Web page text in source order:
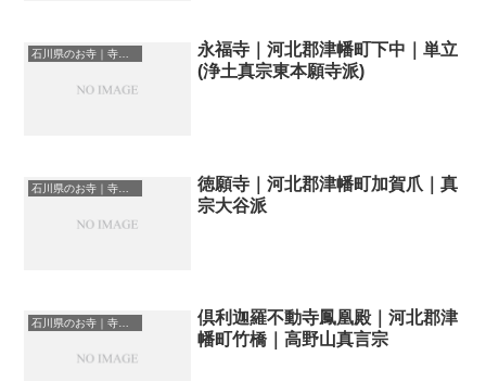
石川県のお寺｜寺院一覧
永福寺｜河北郡津幡町下中｜単立
(浄土真宗東本願寺派)
石川県のお寺｜寺院一覧
徳願寺｜河北郡津幡町加賀爪｜真
宗大谷派
石川県のお寺｜寺院一覧
倶利迦羅不動寺鳳凰殿｜河北郡津
幡町竹橋｜高野山真言宗